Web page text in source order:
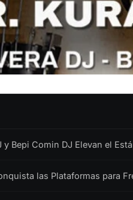
y Bepi Comin DJ Elevan el
las Plataformas para